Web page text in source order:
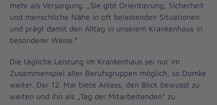
mehr als Versorgung. „Sie gibt Orientierung, Sicherheit
und menschliche Nähe in oft belastenden Situationen
und prägt damit den Alltag in unserem Krankenhaus in
besonderer Weise.“
Die tägliche Leistung im Krankenhaus sei nur im
Zusammenspiel aller Berufsgruppen möglich, so Domke
weiter. Der 12. Mai biete Anlass, den Blick bewusst zu
weiten und ihn als „Tag der Mitarbeitenden“ zu